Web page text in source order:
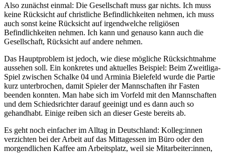
Also zunächst einmal: Die Gesellschaft muss gar nichts. Ich muss
keine Rücksicht auf christliche Befindlichkeiten nehmen, ich muss
auch sonst keine Rücksicht auf irgendwelche religiösen
Befindlichkeiten nehmen. Ich kann und genauso kann auch die
Gesellschaft, Rücksicht auf andere nehmen.
Das Hauptproblem ist jedoch, wie diese mögliche Rücksichtnahme
aussehen soll. Ein konkretes und aktuelles Beispiel: Beim Zweitliga-
Spiel zwischen Schalke 04 und Arminia Bielefeld wurde die Partie
kurz unterbrochen, damit Spieler der Mannschaften ihr Fasten
beenden konnten. Man habe sich im Vorfeld mit den Mannschaften
und dem Schiedsrichter darauf geeinigt und es dann auch so
gehandhabt. Einige reiben sich an dieser Geste bereits ab.
Es geht noch einfacher im Alltag in Deutschland: Kolleg:innen
verzichten bei der Arbeit auf das Mittagessen im Büro oder den
morgendlichen Kaffee am Arbeitsplatz, weil sie Mitarbeiter:innen,